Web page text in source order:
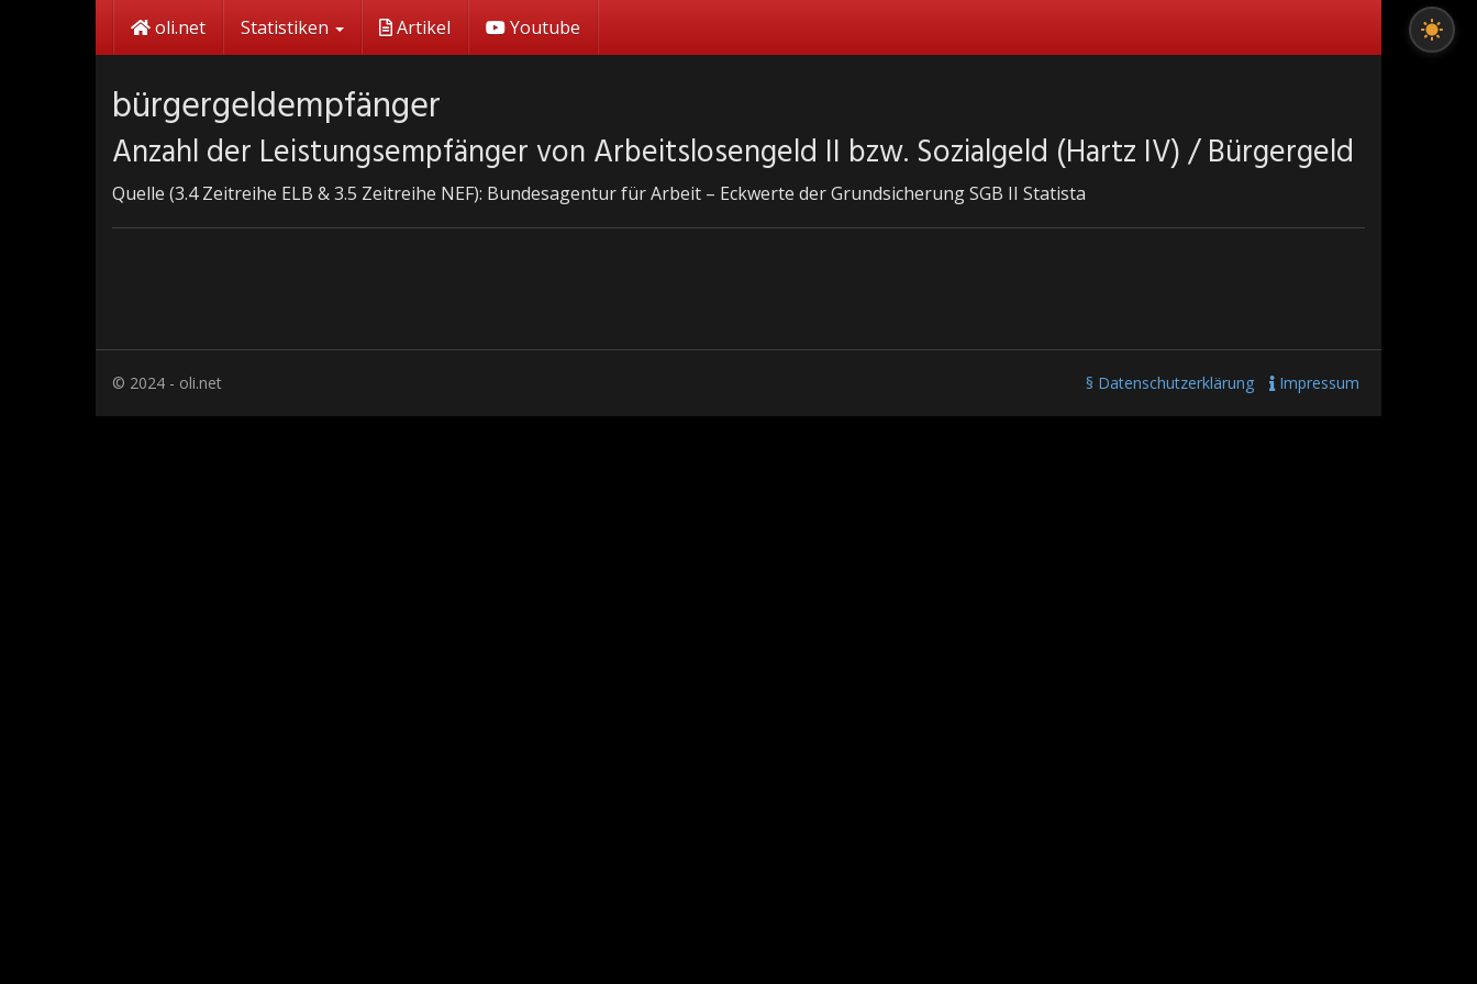
oli.net Statistiken Artikel Youtube
bürgergeldempfänger
Anzahl der Leistungsempfänger von Arbeitslosengeld II bzw. Sozialgeld (Hartz IV) / Bürgergeld
Quelle (3.4 Zeitreihe ELB & 3.5 Zeitreihe NEF): Bundesagentur für Arbeit – Eckwerte der Grundsicherung SGB II Statista
© 2024 - oli.net § Datenschutzerklärung Impressum